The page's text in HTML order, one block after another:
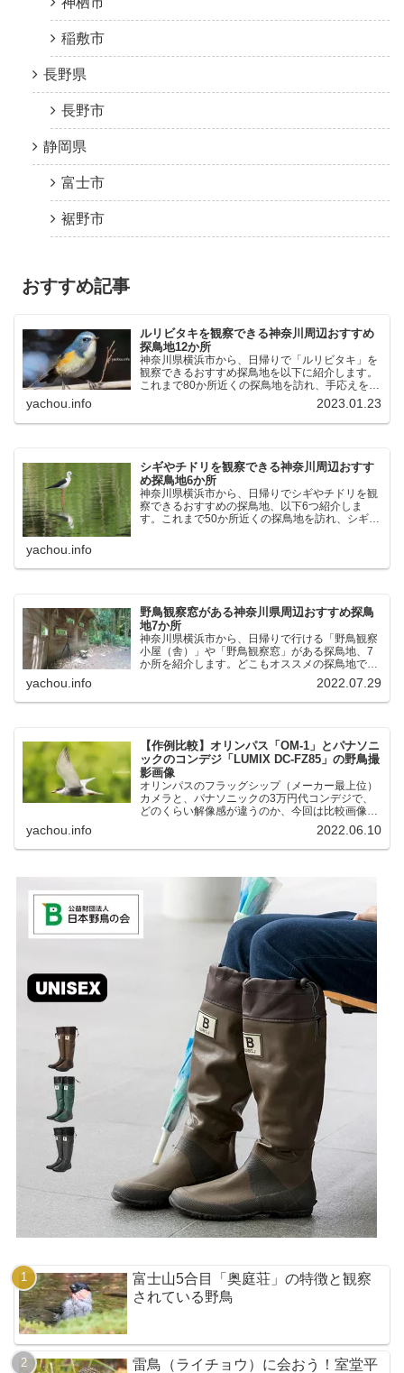
稲敷市
長野県
長野市
静岡県
富士市
裾野市
おすすめ記事
ルリビタキを観察できる神奈川周辺おすすめ
探鳥地12か所
神奈川県横浜市から、日帰りで「ルリビタキ」を
観察できるおすすめ探鳥地を以下に紹介します。
これまで80か所近くの探鳥地を訪れ、手応えを感
じた場所です。以下、★ が多いほど観察しやす
く、出現頻度が高いと感じた場所です。 北本自然
観察公園：埼玉県...
yachou.info 2023.01.23
シギやチドリを観察できる神奈川周辺おすす
め探鳥地6か所
神奈川県横浜市から、日帰りでシギやチドリを観
察できるおすすめの探鳥地、以下6つ紹介しま
す。これまで50か所近くの探鳥地を訪れ、シギや
yachou.info
野鳥観察窓がある神奈川県周辺おすすめ探鳥
地7か所
神奈川県横浜市から、日帰りで行ける「野鳥観察
小屋（舎）」や「野鳥観察窓」がある探鳥地、7
か所を紹介します。どこもオススメの探鳥地で
す。実際に訪れてみると、野山にいる野鳥、海や
湖にいる野鳥それぞれ違う観察になりました。街
中にあり、電車で行ける...
yachou.info 2022.07.29
【作例比較】オリンパス「OM-1」とパナソニ
ックのコンデジ「LUMIX DC-FZ85」の野鳥撮
影画像
オリンパスのフラッグシップ（メーカー最上位）
カメラと、パナソニックの3万円代コンデジで、
どのくらい解像感が違うのか、今回は比較画像を
紹介します。私はコンデジを愛用しているのです
が、相棒がオリンパス「OM-1」を使い始めたと
ころ、同じ被写体で...
yachou.info 2022.06.10
富士山5合目「奥庭荘」の特徴と観察
されている野鳥
雷鳥（ライチョウ）に会おう！室堂平